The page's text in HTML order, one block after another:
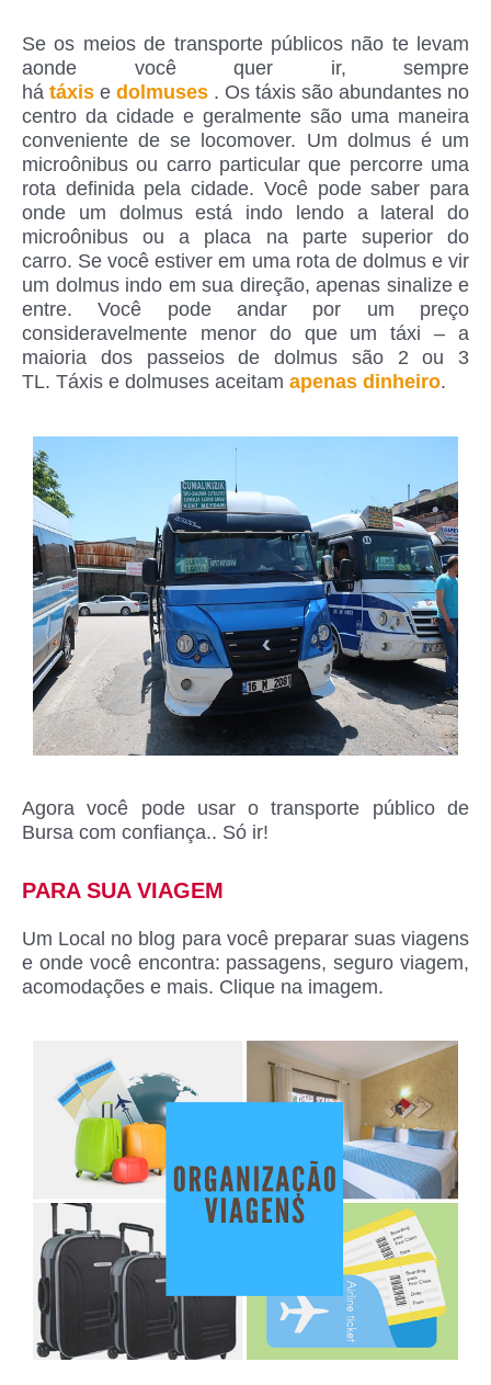
Se os meios de transporte públicos não te levam
aonde você quer ir, sempre
há táxis e dolmuses . Os táxis são abundantes no
centro da cidade e geralmente são uma maneira
conveniente de se locomover. Um dolmus é um
microônibus ou carro particular que percorre uma
rota definida pela cidade. Você pode saber para
onde um dolmus está indo lendo a lateral do
microônibus ou a placa na parte superior do
carro. Se você estiver em uma rota de dolmus e vir
um dolmus indo em sua direção, apenas sinalize e
entre. Você pode andar por um preço
consideravelmente menor do que um táxi – a
maioria dos passeios de dolmus são 2 ou 3
TL. Táxis e dolmuses aceitam apenas dinheiro.
Agora você pode usar o transporte público de
Bursa com confiança.. Só ir!
PARA SUA VIAGEM
Um Local no blog para você preparar suas viagens
e onde você encontra: passagens, seguro viagem,
acomodações e mais. Clique na imagem.